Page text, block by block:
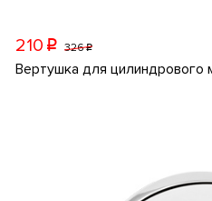
210 p 326p
Вертушка для цилиндрового